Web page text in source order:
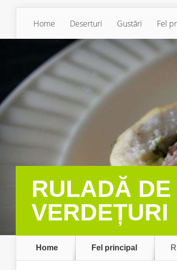
Home Deserturi Gustări Fel
RULADĂ
VERDEȚURI
Home Fel principal